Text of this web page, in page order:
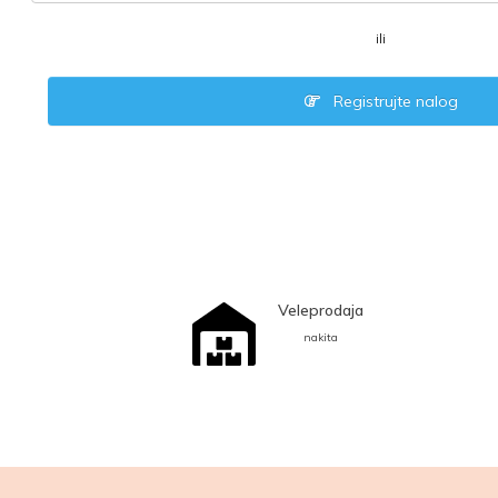
ili
Registrujte nalog
Veleprodaja
nakita